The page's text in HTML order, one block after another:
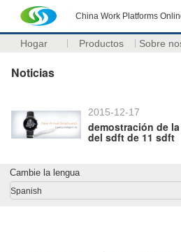
China Work Platforms
Hogar Productos Sobre
Noticias
2015-12-17
demostración de
del sdft de 11 sdft
Cambie la lengua
Spanish